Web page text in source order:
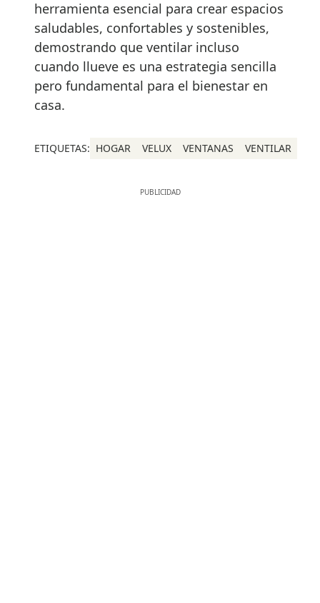
herramienta esencial para crear espacios
saludables, confortables y sostenibles,
demostrando que ventilar incluso
cuando llueve es una estrategia sencilla
pero fundamental para el bienestar en
casa.
ETIQUETAS: HOGAR VELUX VENTANAS VENTILAR